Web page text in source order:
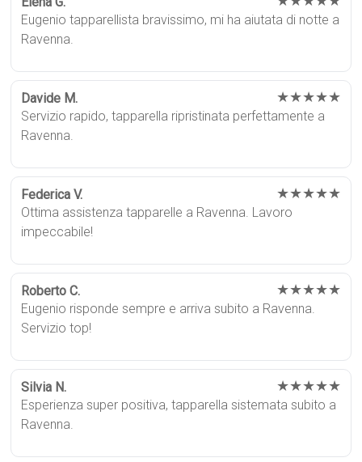
Eugenio tapparellista bravissimo, mi ha aiutata di notte a
Ravenna.
Davide M. ★★★★★
Servizio rapido, tapparella ripristinata perfettamente a
Ravenna.
Federica V. ★★★★★
Ottima assistenza tapparelle a Ravenna. Lavoro
impeccabile!
Roberto C. ★★★★★
Eugenio risponde sempre e arriva subito a Ravenna.
Servizio top!
Silvia N. ★★★★★
Esperienza super positiva, tapparella sistemata subito a
Ravenna.